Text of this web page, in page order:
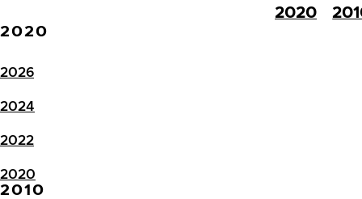
2020
2020
2026
2024
2022
2020
2010